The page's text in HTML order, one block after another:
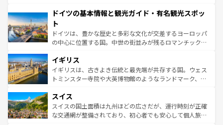
せる。地方によって風土や気候が異なるスペインはその個
ンテンツ一覧 を参照してほしい。
で、幅広い魅力が詰まっている。華麗な宮殿、歴史的な大
聖堂、美しいビーチ、そして豊かな自然が、訪れる者を心
から魅了する。また、フランスは美食の国としても知ら
れ、フランス料理はユネスコ無形文化遺産にも登録されて
香り高いラベンダー畑など、多彩な楽しみ方が可能だ。さ
らに、パリ以外の地域にも魅力が溢れており、どの街角に
も豊かな歴史と文化が息づいている。パリ以外の個性あふ
を参照してほしい。
ドイツの基本情報と観光ガイド・有名観光スポッ
ト
ドイツは、豊かな歴史と多彩な文化が交差するヨーロッパ
の中心に位置する国。中世の街並みが残るロマンチック街
顔を持つこの国は、どこを歩いても飽きることがない。ベ
ルリンの文化的活気、バイエルン州のアルプスの絶景、そ
してライン川沿いのワイン畑といった風景は必見。ビール
は、お酒好きな人にはぜひ体験してほしい。 なお、新着の
ドイツ情報はコンテンツ一覧を参照してほしい。
イギリス
イギリスは、古きよき伝統と最先端が共存する国。ウェス
トミンスター寺院や大英博物館のようなランドマーク、歴
リアごとに異なる魅力がある。また、優雅なアフタヌーン
ティー、ビール好きにはたまらない英国パブ、サッカー観
戦など、本場だからこそできる体験も豊富。イギリスを旅
スイス
スイスの国土面積は九州ほどの広さだが、運行時刻が正確
な交通網が整備されており、初心者でも安心して個人旅行